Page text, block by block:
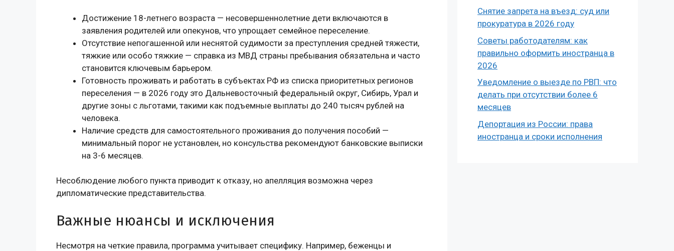
Достижение 18-летнего возраста — несовершеннолетние дети включаются в
заявления родителей или опекунов, что упрощает семейное переселение.
Отсутствие непогашенной или неснятой судимости за преступления средней тяжести,
тяжкие или особо тяжкие — справка из МВД страны пребывания обязательна и часто
становится ключевым барьером.
Готовность проживать и работать в субъектах РФ из списка приоритетных регионов
переселения — в 2026 году это Дальневосточный федеральный округ, Сибирь, Урал и
другие зоны с льготами, такими как подъемные выплаты до 240 тысяч рублей на
человека.
Наличие средств для самостоятельного проживания до получения пособий —
минимальный порог не установлен, но консульства рекомендуют банковские выписки
на 3-6 месяцев.
Несоблюдение любого пункта приводит к отказу, но апелляция возможна через
дипломатические представительства.
Важные нюансы и исключения
Несмотря на четкие правила, программа учитывает специфику. Например, беженцы и
Снятие запрета на въезд: суд или
прокуратура в 2026 году
Советы работодателям: как
правильно оформить иностранца в
2026
Уведомление о выезде по РВП: что
делать при отсутствии более 6
месяцев
Депортация из России: права
иностранца и сроки исполнения